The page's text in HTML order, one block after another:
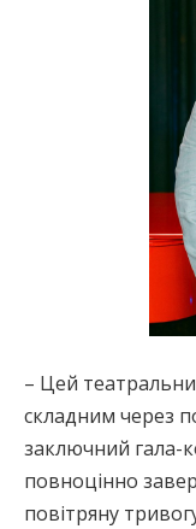
– Цей
складним через
заключний гала-
повноцінно
повітряну